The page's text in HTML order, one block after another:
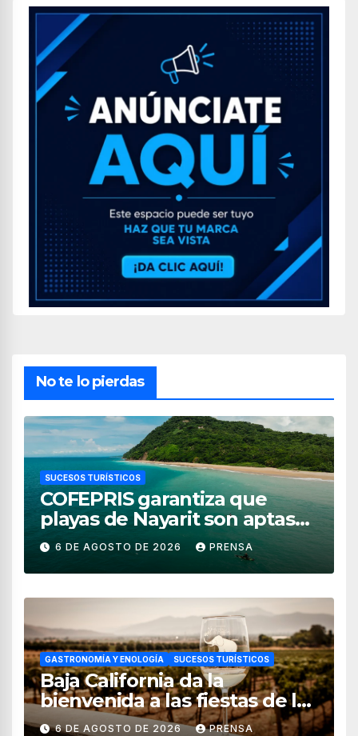
No te lo pierdas
SUCESOS TURÍSTICOS
COFEPRIS garantiza que
playas de Nayarit son aptas
para uso recreativo
6 DE AGOSTO DE 2026 PRENSA
GASTRONOMÍA Y ENOLOGÍA SUCESOS TURÍSTICOS
Baja California da la
bienvenida a las fiestas de la
vendimia 2026
6 DE AGOSTO DE 2026 PRENSA